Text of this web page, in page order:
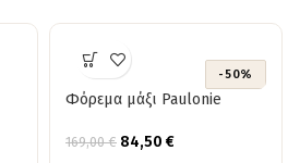
-50%
Φόρεμα μάξι Paulonie
169,00€ 84,50 €